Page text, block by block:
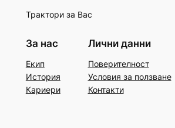
Трактори за Вас
За нас
Екип
История
Кариери
Лични данни
Поверителност
Условия за ползване
Контакти